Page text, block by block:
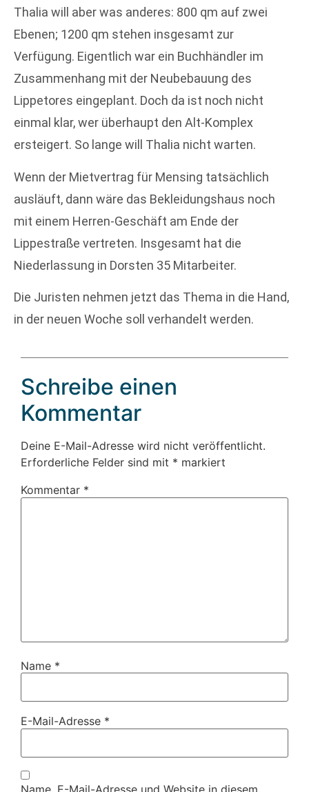
Thalia will aber was anderes: 800 qm auf zwei
Ebenen; 1200 qm stehen insgesamt zur
Verfügung. Eigentlich war ein Buchhändler im
Zusammenhang mit der Neubebauung des
Lippetores eingeplant. Doch da ist noch nicht
einmal klar, wer überhaupt den Alt-Komplex
ersteigert. So lange will Thalia nicht warten.
Wenn der Mietvertrag für Mensing tatsächlich
ausläuft, dann wäre das Bekleidungshaus noch
mit einem Herren-Geschäft am Ende der
Lippestraße vertreten. Insgesamt hat die
Niederlassung in Dorsten 35 Mitarbeiter.
Die Juristen nehmen jetzt das Thema in die Hand,
in der neuen Woche soll verhandelt werden.
Schreibe einen
Kommentar
Deine E-Mail-Adresse wird nicht veröffentlicht.
Erforderliche Felder sind mit * markiert
Kommentar *
Name *
E-Mail-Adresse *
Name, E-Mail-Adresse und Website in diesem